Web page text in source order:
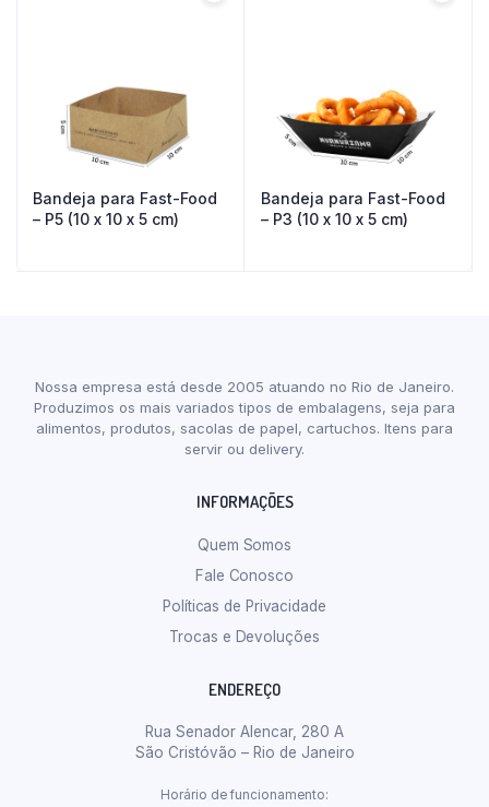
Bandeja para Fast-Food
– P5 (10 x 10 x 5 cm)
Bandeja para Fast-Food
– P3 (10 x 10 x 5 cm)
Nossa empresa está desde 2005 atuando no Rio de Janeiro.
Produzimos os mais variados tipos de embalagens, seja para
alimentos, produtos, sacolas de papel, cartuchos. Itens para
servir ou delivery.
INFORMAÇÕES
Quem Somos
Fale Conosco
Políticas de Privacidade
Trocas e Devoluções
ENDEREÇO
Rua Senador Alencar, 280 A
São Cristóvão – Rio de Janeiro
Horário de funcionamento: